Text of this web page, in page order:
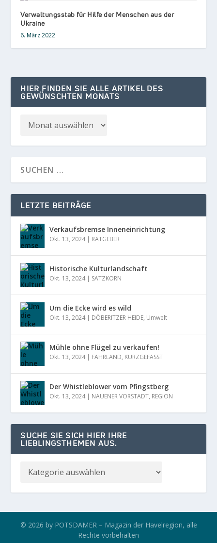
Verwaltungsstab für Hilfe der Menschen aus der
Ukraine
6. März 2022
HIER FINDEN SIE ALLE ARTIKEL DES
GEWÜNSCHTEN MONATS
LETZTE BEITRÄGE
Verkaufsbremse Inneneinrichtung
Okt. 13, 2024| RATGEBER
Historische Kulturlandschaft
Okt. 13, 2024| SATZKORN
Um die Ecke wird es wild
Okt. 13, 2024| DÖBERITZER HEIDE, Umwelt
Mühle ohne Flügel zu verkaufen!
Okt. 13, 2024| FAHRLAND, KURZGEFASST
Der Whistleblower vom Pfingstberg
Okt. 13, 2024| NAUENER VORSTADT, REGION
SUCHE SIE SICH HIER IHRE
LIEBLINGSTHEMEN AUS.
© 2026 by POTSDAMER – Magazin der Havelregion, alle
Rechte vorbehalten